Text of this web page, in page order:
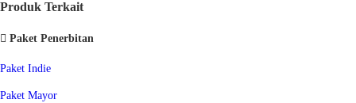
Produk Terkait
Paket Penerbitan
Paket Indie
Paket Mayor